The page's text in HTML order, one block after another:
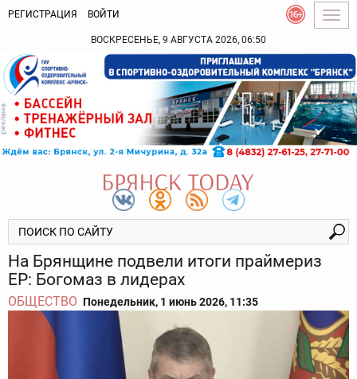
РЕГИСТРАЦИЯ ВОЙТИ
ВОСКРЕСЕНЬЕ, 9 АВГУСТА 2026, 06:50
На Брянщине подвели итоги праймериз
ЕР: Богомаз в лидерах
ОБЩЕСТВО Понедельник, 1 июнь 2026, 11:35